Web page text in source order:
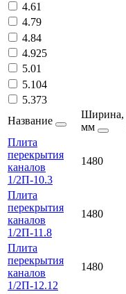
4.61
4.79
4.84
4.925
5.01
5.104
5.373
Название
Ширина,
мм
Плита
перекрытия
каналов
1/2П-10.3
1480
Плита
перекрытия
каналов
1/2П-11.8
1480
Плита
перекрытия
каналов
1/2П-12.12
1480